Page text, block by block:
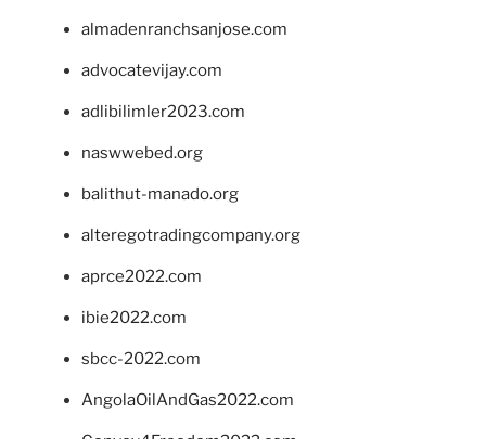
almadenranchsanjose.com
advocatevijay.com
adlibilimler2023.com
naswwebed.org
balithut-manado.org
alteregotradingcompany.org
aprce2022.com
ibie2022.com
sbcc-2022.com
AngolaOilAndGas2022.com